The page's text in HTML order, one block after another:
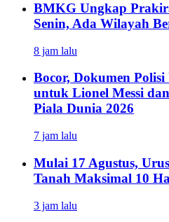
BMKG Ungkap
Senin, Ada Wilayah
8 jam lalu
Bocor, Dokumen
untuk Lionel Messi
Piala Dunia 2026
7 jam lalu
Mulai 17 Agustus,
Tanah Maksimal 10
3 jam lalu